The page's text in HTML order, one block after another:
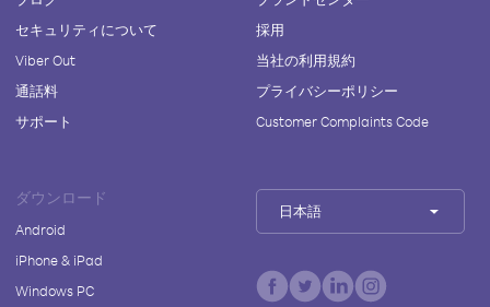
セキュリティについて
Viber Out
通話料
サポート
採用
当社の利用規約
プライバシーポリシー
Customer Complaints Code
ダウンロード
Android
iPhone & iPad
Windows PC
日本語